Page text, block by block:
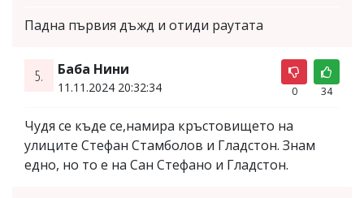
Падна първия дъжд и отиди раутата
5. Баба Нини
11.11.2024 20:32:34 0 34
Чудя се къде се,намира кръстовището на
улиците Стефан Стамболов и Гладстон. Знам
едно, но то е на Сан Стефано и Гладстон.